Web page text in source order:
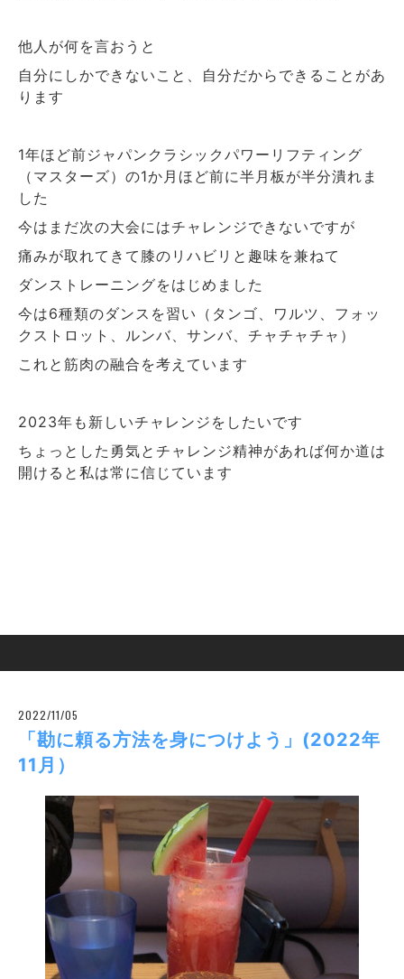
他人が何を言おうと
自分にしかできないこと、自分だからできることがあ
ります
1年ほど前ジャパンクラシックパワーリフティング
（マスターズ）の1か月ほど前に半月板が半分潰れま
した
今はまだ次の大会にはチャレンジできないですが
痛みが取れてきて膝のリハビリと趣味を兼ねて
ダンストレーニングをはじめました
今は6種類のダンスを習い（タンゴ、ワルツ、フォッ
クストロット、ルンバ、サンバ、チャチャチャ）
これと筋肉の融合を考えています
2023年も新しいチャレンジをしたいです
ちょっとした勇気とチャレンジ精神があれば何か道は
開けると私は常に信じています
2022/11/05
「勘に頼る方法を身につけよう」(2022年
11月）